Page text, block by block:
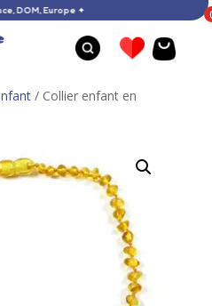
: France, DOM, Europe ✦
/ Collier enfant en